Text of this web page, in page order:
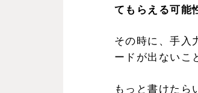
てもらえる可能
その時に、手入
ードが出ないこ
もっと書けたら